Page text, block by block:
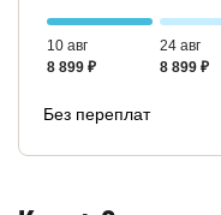
10 авг
8 899 ₽
24 авг
8 899 ₽
Без переплат